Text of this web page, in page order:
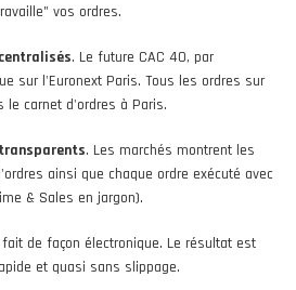
vos ordres.
centralisés. Le future CAC 40, par
sur l'Euronext Paris. Tous les ordres sur
le carnet d'ordres à Paris.
transparents. Les marchés montrent les
ainsi que chaque ordre exécuté avec
& Sales en jargon).
de façon électronique. Le résultat est
et quasi sans slippage.